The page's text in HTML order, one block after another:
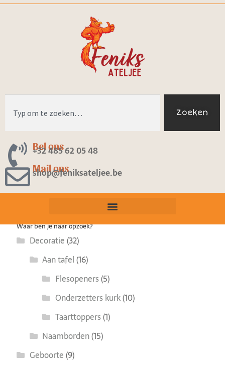
Zoeken
Bel ons
+32 485 62 05 48
Mail ons
shop@feniksateljee.be
Waar ben je naar opzoek?
Decoratie(32)
Aan tafel (16)
Flesopeners(5)
Onderzetters kurk(10)
Taarttoppers(1)
Naamborden(15)
Geboorte(9)